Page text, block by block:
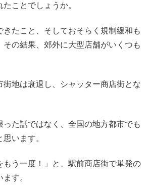
ことでしょうか。
きたこと、そしておそらく規制緩和も
その結果、郊外に大型店舗がいくつも
街地は衰退し、シャッター商店街とな
った話ではなく、全国の地方都市でも
います。
もう一度！」と、駅前商店街で単発の
す。